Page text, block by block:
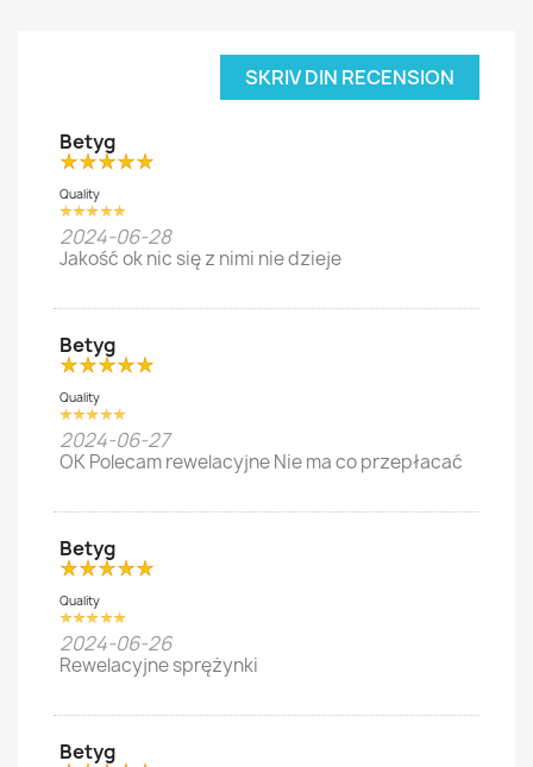
SKRIV DIN RECENSION
Betyg
Quality
2024-06-28
Jakość ok nic się z nimi nie dzieje
Betyg
Quality
2024-06-27
OK Polecam rewelacyjne Nie ma co przepłacać
Betyg
Quality
2024-06-26
Rewelacyjne sprężynki
Betyg